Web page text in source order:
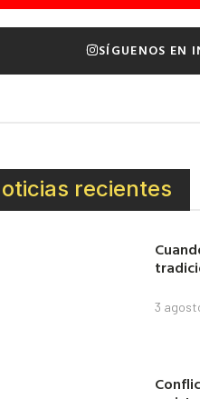
SÍGUENOS EN
recientes
3